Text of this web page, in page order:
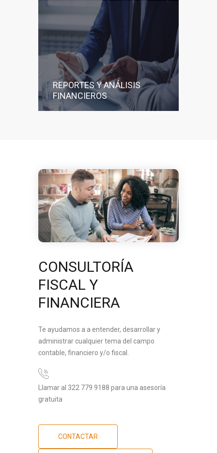
REPORTES Y ANÁLISIS
FINANCIEROS
CONSULTORÍA
FISCAL Y
FINANCIERA
Te ayudamos a a entender, desarrollar y
administrar cualquier tema del campo
contable, financiero y/o fiscal.
Llamar al 322 779 9188 para una asesoría
gratuita
CONTACTAR